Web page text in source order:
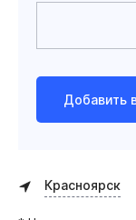
Добавить
Красноярск